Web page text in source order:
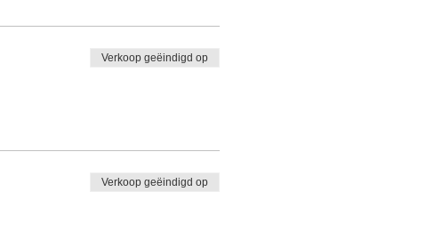
Verkoop geëindigd op
Verkoop geëindigd op